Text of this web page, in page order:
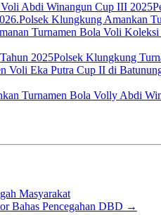
Polsek Klungkung Amankan
Polsek Klungkung
Masyarakat
Bahas Pencegahan DBD →